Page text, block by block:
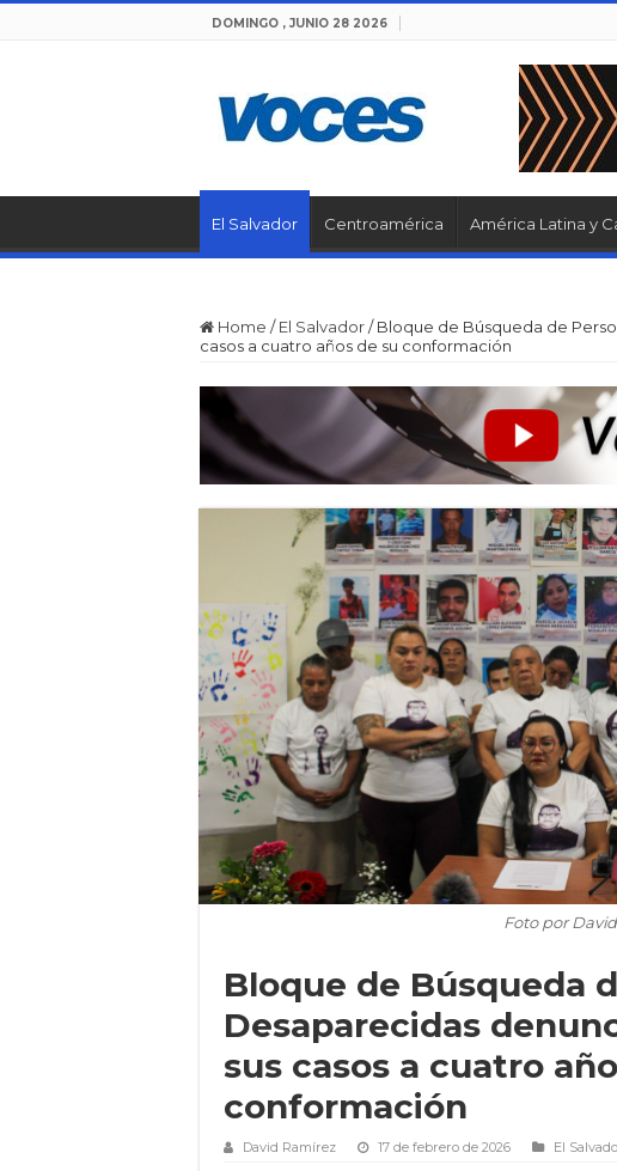
DOMINGO , JUNIO 28 2026
El Salvador Centroamérica América Latina y
Home / El Salvador/ Bloque de Búsqueda de
casos a cuatro años de su conformación
Foto por
Bloque de Búsqueda
Desaparecidas
sus casos a cuatro
conformación
David Ramírez 17 de febrero de 2026 El